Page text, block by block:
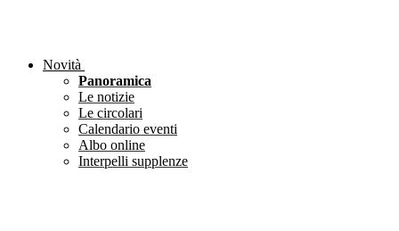
Novità
Panoramica
Le notizie
Le circolari
Calendario eventi
Albo online
Interpelli supplenze